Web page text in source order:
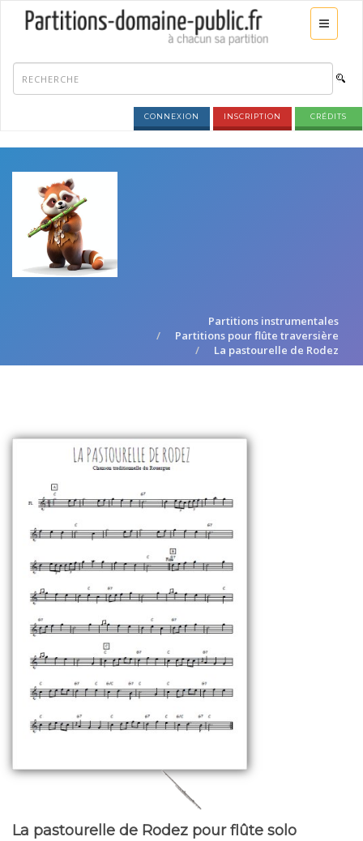
CONNEXION INSCRIPTION CRÉDITS
Partitions instrumentales
Partitions pour flûte traversière
La pastourelle de Rodez
La pastourelle de Rodez pour flûte solo